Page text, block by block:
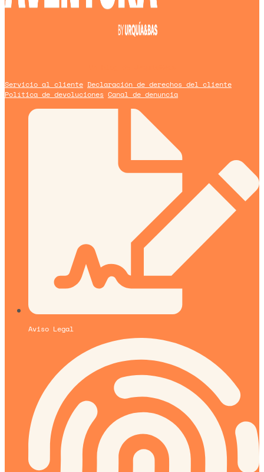
Servicio al cliente Declaración de derechos del cliente
Política de devoluciones Canal de denuncia
Aviso Legal